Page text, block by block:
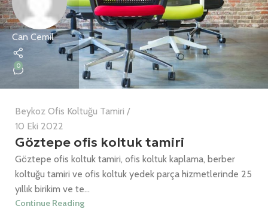
Can Cemil
0
Beykoz Ofis Koltuğu Tamiri
10 Eki 2022
Göztepe ofis koltuk tamiri
Göztepe ofis koltuk tamiri, ofis koltuk kaplama, berber
koltuğu tamiri ve ofis koltuk yedek parça hizmetlerinde 25
yıllık birikim ve te...
Continue Reading